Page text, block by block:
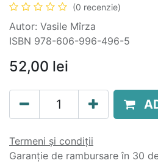
(0 recenzie)
Autor: Vasile Mîrza
ISBN 978-606-996-496-5
52,00 lei
Termeni și condiții
Garanție de rambursare în 30